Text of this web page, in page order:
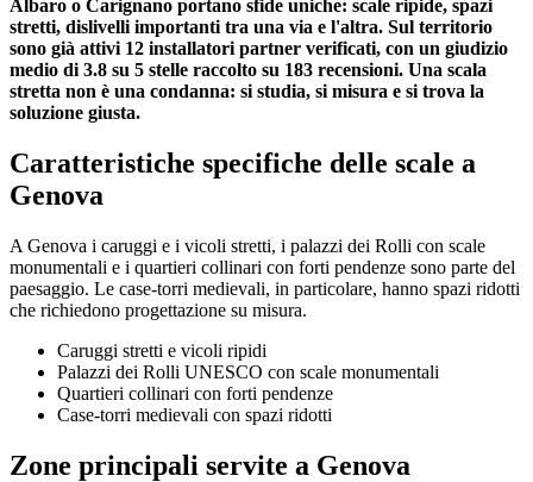
Albaro o Carignano portano sfide uniche: scale ripide, spazi
stretti, dislivelli importanti tra una via e l'altra. Sul territorio
sono già attivi 12 installatori partner verificati, con un giudizio
medio di 3.8 su 5 stelle raccolto su 183 recensioni. Una scala
stretta non è una condanna: si studia, si misura e si trova la
soluzione giusta.
Caratteristiche specifiche delle scale a
Genova
A Genova i caruggi e i vicoli stretti, i palazzi dei Rolli con scale
monumentali e i quartieri collinari con forti pendenze sono parte del
paesaggio. Le case-torri medievali, in particolare, hanno spazi ridotti
che richiedono progettazione su misura.
Caruggi stretti e vicoli ripidi
Palazzi dei Rolli UNESCO con scale monumentali
Quartieri collinari con forti pendenze
Case-torri medievali con spazi ridotti
Zone principali servite a Genova